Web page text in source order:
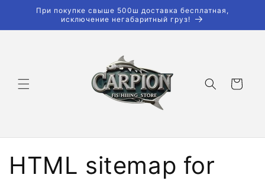
При покупке свыше 500ш доставка бесплатная,
исключение негабаритный груз!
Корзина
HTML sitemap for